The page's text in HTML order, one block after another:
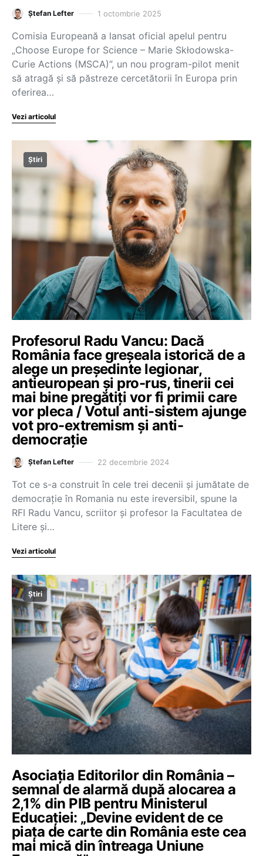
Ștefan Lefter 1 octombrie 2025
Comisia Europeană a lansat oficial apelul pentru
„Choose Europe for Science – Marie Skłodowska-
Curie Actions (MSCA)”, un nou program-pilot menit
să atragă și să păstreze cercetătorii în Europa prin
oferirea…
Vezi articolul
Știri
Profesorul Radu Vancu: Dacă
România face greșeala istorică de a
alege un președinte legionar,
antieuropean și pro-rus, tinerii cei
mai bine pregătiți vor fi primii care
vor pleca / Votul anti-sistem ajunge
vot pro-extremism și anti-
democrație
Ștefan Lefter 22 decembrie 2024
Tot ce s-a construit în cele trei decenii și jumătate de
democrație în Romania nu este ireversibil, spune la
RFI Radu Vancu, scriitor și profesor la Facultatea de
Litere și…
Vezi articolul
Știri
Asociația Editorilor din România –
semnal de alarmă după alocarea a
2,1% din PIB pentru Ministerul
Educației: „Devine evident de ce
piața de carte din România este cea
mai mică din întreaga Uniune